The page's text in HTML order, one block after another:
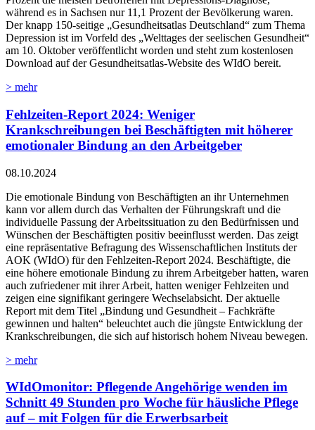
während es in Sachsen nur 11,1 Prozent der Bevölkerung waren.
Der knapp 150-seitige „Gesundheitsatlas Deutschland“ zum Thema
Depression ist im Vorfeld des „Welttages der seelischen Gesundheit“
am 10. Oktober veröffentlicht worden und steht zum kostenlosen
Download auf der Gesundheitsatlas-Website des WIdO bereit.
> mehr
Fehlzeiten-Report 2024: Weniger
Krankschreibungen bei Beschäftigten mit höherer
emotionaler Bindung an den Arbeitgeber
08.10.2024
Die emotionale Bindung von Beschäftigten an ihr Unternehmen
kann vor allem durch das Verhalten der Führungskraft und die
individuelle Passung der Arbeitssituation zu den Bedürfnissen und
Wünschen der Beschäftigten positiv beeinflusst werden. Das zeigt
eine repräsentative Befragung des Wissenschaftlichen Instituts der
AOK (WIdO) für den Fehlzeiten-Report 2024. Beschäftigte, die
eine höhere emotionale Bindung zu ihrem Arbeitgeber hatten, waren
auch zufriedener mit ihrer Arbeit, hatten weniger Fehlzeiten und
zeigen eine signifikant geringere Wechselabsicht. Der aktuelle
Report mit dem Titel „Bindung und Gesundheit – Fachkräfte
gewinnen und halten“ beleuchtet auch die jüngste Entwicklung der
Krankschreibungen, die sich auf historisch hohem Niveau bewegen.
> mehr
WIdOmonitor: Pflegende Angehörige wenden im
Schnitt 49 Stunden pro Woche für häusliche Pflege
auf – mit Folgen für die Erwerbsarbeit